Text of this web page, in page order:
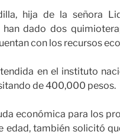
hija de la señora
dado dos
con los recursos
en el instituto
de 400,000 pesos.
económica para los
edad, también solicitó